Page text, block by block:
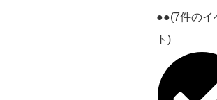
●●(7件のイ
ト)